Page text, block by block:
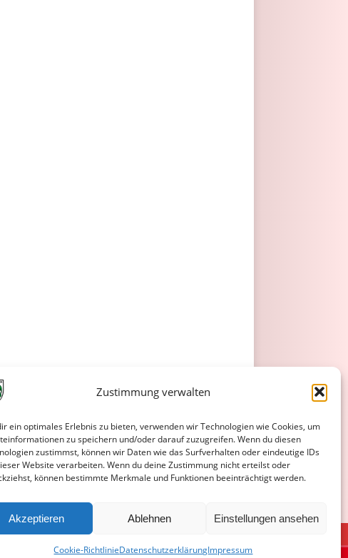
Zustimmung verwalten
ein optimales Erlebnis zu bieten, verwenden wir Technologien wie Cookies, um
zu speichern und/oder darauf zuzugreifen. Wenn du diesen
zustimmst, können wir Daten wie das Surfverhalten oder eindeutige IDs
Website verarbeiten. Wenn du deine Zustimmung nicht erteilst oder
können bestimmte Merkmale und Funktionen beeinträchtigt werden.
Akzeptieren Ablehnen Einstellungen ansehen
Cookie-RichtlinieDatenschutzerklärungImpressum
DATENSCHUTZERKLÄRUNG